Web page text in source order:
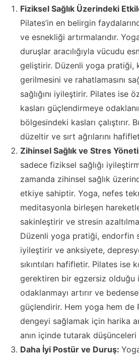
Fiziksel Sağlık Üzerindeki
Pilates’in en belirgin
ve esnekliği artırmalarıdır.
duruşlar aracılığıyla vücudu
geliştirir. Düzenli yoga pratiği,
gerilmesini ve rahatlamasını
sağlığını iyileştirir. Pilates ise
kasları güçlendirmeye
bölgesindeki kasları çalıştırır.
düzeltir ve sırt ağrılarını
Zihinsel Sağlık ve Stres
sadece fiziksel sağlığı
zamanda zihinsel sağlık
etkiye sahiptir. Yoga, nefes
meditasyonla birleşen
sakinleştirir ve stresin
Düzenli yoga pratiği, endorfin
iyileştirir ve anksiyete,
sıkıntıları hafifletir. Pilates ise
gerektiren bir egzersiz olduğu
odaklanmayı artırır ve
güçlendirir. Hem yoga hem de
dengeyi sağlamak için harika
anın içinde tutarak düşünceleri
Daha İyi Postür ve Duruş: